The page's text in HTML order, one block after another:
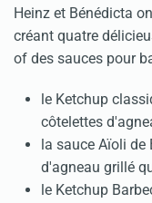
Heinz et Bénédicta
créant quatre
of des sauces pour
le Ketchup
côtelettes
la sauce Aïoli de
d'agneau grillé
le Ketchup